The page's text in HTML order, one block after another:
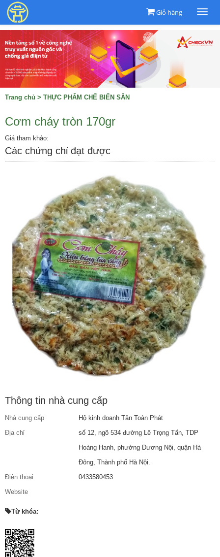
Giỏ hàng
Trang chủ > THỰC PHẨM CHẾ BIẾN SẴN
Cơm cháy tròn 170gr
Giá tham khảo:
Các chứng chỉ đạt được
Thông tin nhà cung cấp
Nhà cung cấp
Hộ kinh doanh Tân Toàn Phát
Địa chỉ
số 12, ngõ 534 đường Lê Trọng Tấn, TDP
Hoàng Hanh, phường Dương Nội, quận Hà
Đông, Thành phố Hà Nội.
Điện thoại
0433580453
Website
Từ khóa: